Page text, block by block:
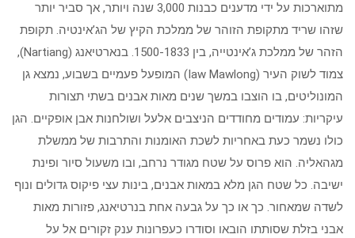
מתוארכות על ידי מדענים כבנות 3,000 שנה ויותר, אך סביר יותר
שזהו שריד מתקופת הזוהר של ממלכת הקיץ של הג’אינטיה. תקופת
הזהר של ממלכת ג’אינטייה, בין 1500-1833. בנארטיאנג (Nartiang),
צמוד לשוק העיר (Iaw Mawlong) המופעל פעמיים בשבוע, נמצא גן
המונוליטים, בו הוצבו במשך שנים מאות אבנים בשתי תצורות
עיקריות: עמודים מחודדים הניצבים אלעל ושולחנות אבן אופקיים. הגן
כולו נשמר כעת באחריות לשכת האומנות והתרבות של ממשלת
מגהאליה. הוא פרוס על שטח מגודר נרחב, ובו משעול סיור ופינת
ישיבה. כל שטח הגן מלא במאות אבנים, בינות עצי פיקוס גדולים ונוף
לשדה שמאחור. כך או כך על גבעה אחת בנרטיאנג, פזורות מאות
אבני בזלת שסותתו הובאו וסודרו כעפרונות ענק זקורים אל על